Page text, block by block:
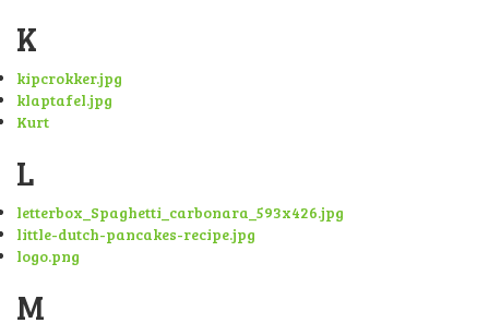
K
kipcrokker.jpg
klaptafel.jpg
Kurt
L
letterbox_Spaghetti_carbonara_593x426.jpg
little-dutch-pancakes-recipe.jpg
logo.png
M